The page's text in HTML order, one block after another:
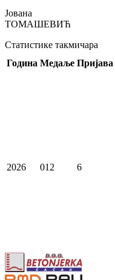
Јована
ТОМАШЕВИЋ
Статистике такмичара
Година Медаље Пријава
2026 01 2 6